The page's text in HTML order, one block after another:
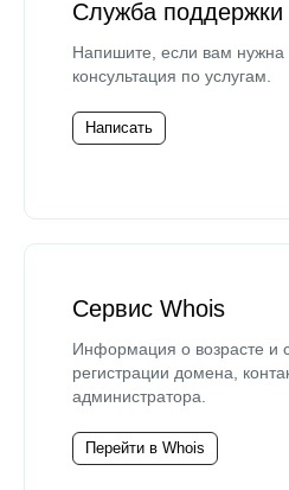
Служба поддержки
Напишите, если вам
консультация по услугам.
Написать
Сервис Whois
Информация о возрасте и
регистрации домена,
администратора.
Перейти в Whois